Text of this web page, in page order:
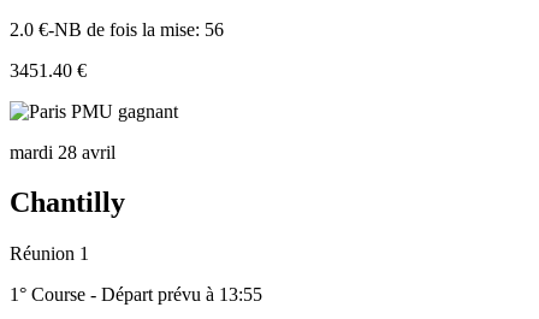
2.0 €-NB de fois la mise: 56
3451.40 €
mardi 28 avril
Chantilly
Réunion 1
1° Course - Départ prévu à 13:55